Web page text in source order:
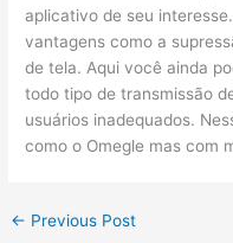
aplicativo de seu
vantagens como a
de tela. Aqui você ainda
todo tipo de transmissão
usuários inadequados.
como o Omegle mas com
← Previous Post